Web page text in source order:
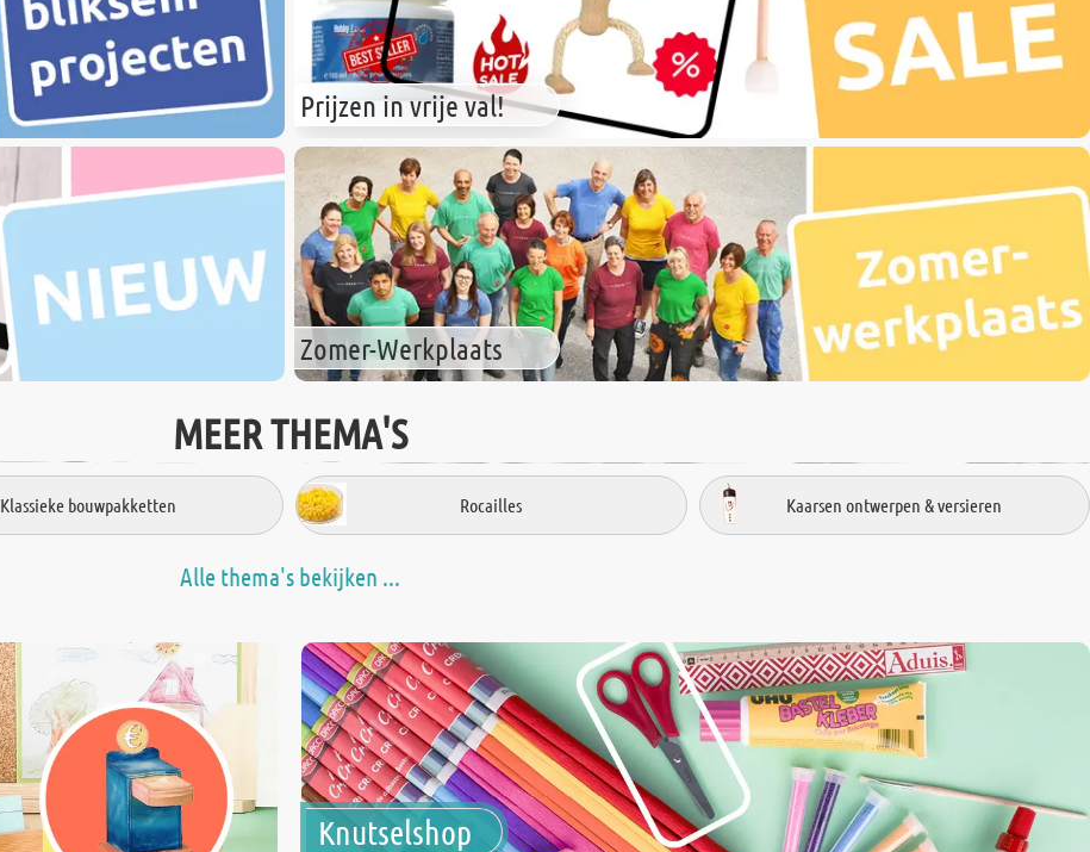
Prijzen in vrije val!
Zomer-Werkplaats
MEER THEMA'S
Klassieke bouwpakketten Rocailles Kaarsen ontwerpen & versieren
Alle thema's bekijken ...
Knutselshop